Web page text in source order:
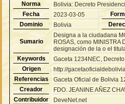
Norma
Bolivia: Decreto
Fecha
2023-03-05
Dominio
Bolivia
Sumario
Designa a la ciudadana
ROSAS, como MINISTRA
designación de la o el
Keywords
Gaceta 1234NEC,
Origen
http://
Referencias
Gaceta Oficial de Bolivia
Creador
FDO. JEANINE AÑEZ
Contribuidor
DeveNet.net